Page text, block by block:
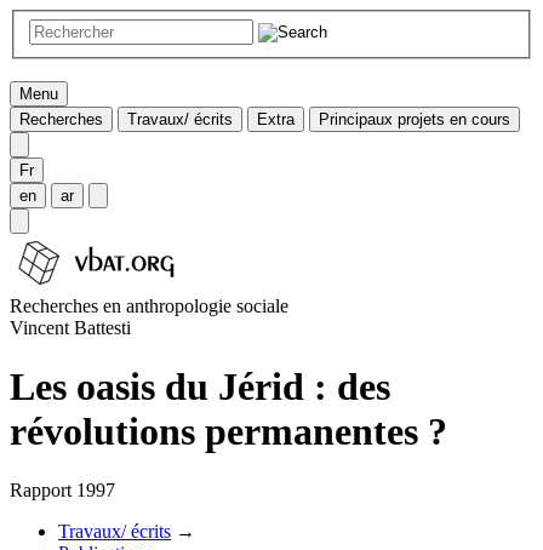
Menu
Recherches
Travaux/ écrits Extra Principaux projets en cours
Fr
en
ar
Recherches en anthropologie sociale
Vincent Battesti
Les oasis du Jérid : des
révolutions permanentes ?
Rapport 1997
Travaux/ écrits →